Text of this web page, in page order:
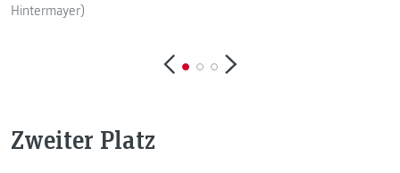
Hintermayer)
Zweiter Platz